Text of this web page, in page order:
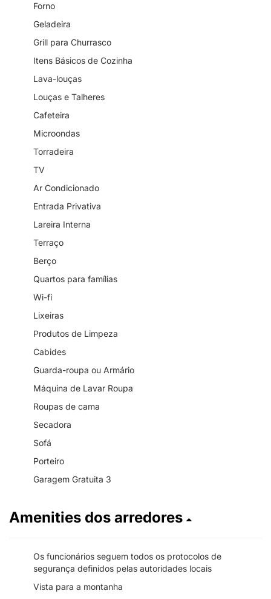
Forno
Geladeira
Grill para Churrasco
Itens Básicos de Cozinha
Lava-louças
Louças e Talheres
Cafeteira
Microondas
Torradeira
TV
Ar Condicionado
Entrada Privativa
Lareira Interna
Terraço
Berço
Quartos para famílias
Wi-fi
Lixeiras
Produtos de Limpeza
Cabides
Guarda-roupa ou Armário
Máquina de Lavar Roupa
Roupas de cama
Secadora
Sofá
Porteiro
Garagem Gratuita 3
Amenities dos arredores
Os funcionários seguem todos os protocolos de
segurança definidos pelas autoridades locais
Vista para a montanha